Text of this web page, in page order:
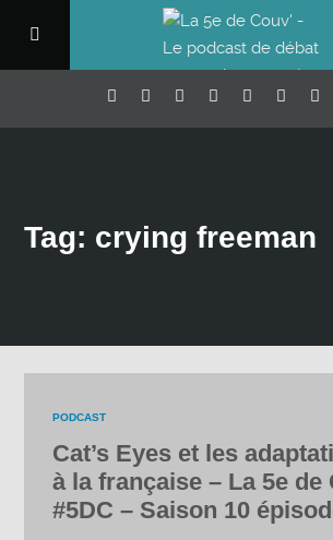
Tag: crying freeman
PODCAST
Cat’s Eyes et les
à la française – La 5e de
#5DC – Saison 10